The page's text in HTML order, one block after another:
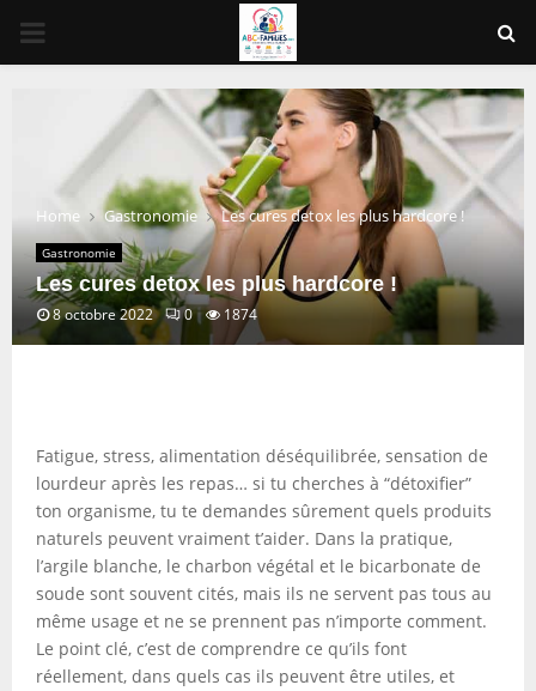
PRIMARY
Home Gastronomie Les cures detox les plus hardcore !
Gastronomie
Les cures detox les plus hardcore !
8 octobre 2022 0 1874
Fatigue, stress, alimentation déséquilibrée, sensation de
lourdeur après les repas… si tu cherches à “détoxifier”
ton organisme, tu te demandes sûrement quels produits
naturels peuvent vraiment t’aider. Dans la pratique,
l’argile blanche, le charbon végétal et le bicarbonate de
soude sont souvent cités, mais ils ne servent pas tous au
même usage et ne se prennent pas n’importe comment.
Le point clé, c’est de comprendre ce qu’ils font
réellement, dans quels cas ils peuvent être utiles, et